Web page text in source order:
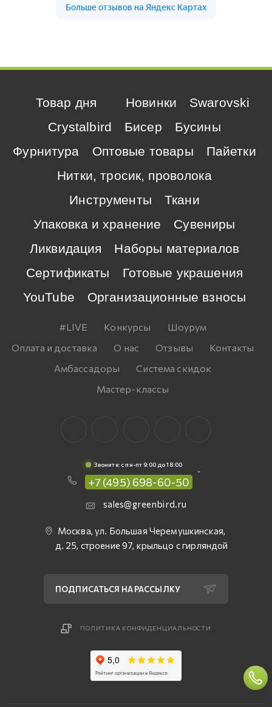
Товар дня Новинки
Swarovski
Crystalbird
Бисер
Бусины
Фурнитура
Оптовые товары
Пайетки
Нитки, тросик, проволока
Инструменты
Ткани
Упаковка и хранение
Сувениры
Ликвидация
Наборы материалов
Сертификаты
Готовые украшения
YouTube
Организационные взносы
#LIVE Конкурсы
Шоурум
Оплата и доставка
О нас Отзывы
Контакты
Амбассадоры
Система скидок
Мастер-классы
Звоните: c пн-пт 9:00 до 18:00
+7 (495) 698-60-50
sales@greenbird.ru
Москва, ул. Большая Черемушкинская,
д. 25, строение 97, крыльцо с гирляндой
ПОДПИСАТЬСЯ НА РАССЫЛКУ
ПОЛИТИКА КОНФИДЕНЦИАЛЬНОСТИ